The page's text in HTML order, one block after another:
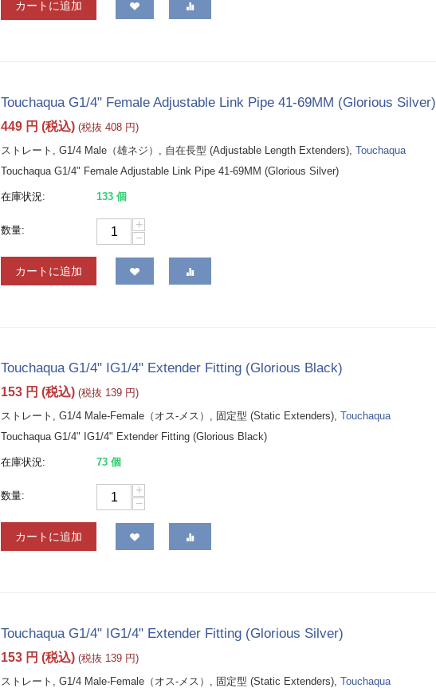
カートに追加
Touchaqua G1/4" Female Adjustable Link Pipe 41-69MM (Glorious Silver)
449 円 (税込) (税抜408 円)
ストレート, G1/4 Male（雄ネジ）, 自在長型 (Adjustable Length Extenders),Touchaqua
Touchaqua G1/4" Female Adjustable Link Pipe 41-69MM (Glorious Silver)
在庫状況: 133 個
数量:
+
−
カートに追加
Touchaqua G1/4" IG1/4" Extender Fitting (Glorious Black)
153 円 (税込) (税抜 139 円)
ストレート, G1/4 Male-Female（オス-メス）, 固定型 (Static Extenders),Touchaqua
Touchaqua G1/4" IG1/4" Extender Fitting (Glorious Black)
在庫状況: 73 個
数量:
+
−
カートに追加
Touchaqua G1/4" IG1/4" Extender Fitting (Glorious Silver)
153 円 (税込) (税抜 139 円)
ストレート, G1/4 Male-Female（オス-メス）, 固定型 (Static Extenders),Touchaqua